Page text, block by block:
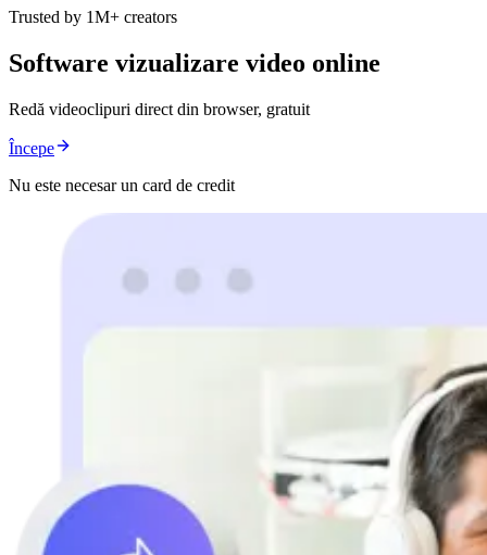
Trusted by 1M+ creators
Software vizualizare video online
Redă videoclipuri direct din browser, gratuit
Începe
Nu este necesar un card de credit